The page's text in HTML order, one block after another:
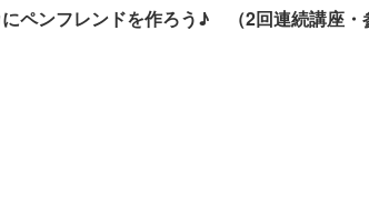
ペンフレンドを作ろう♪ （2回連続講座・